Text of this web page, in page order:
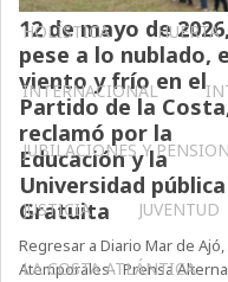
HOLÍSTICA HUERTA
INTERNACIONAL
JUBILACIONES Y
JUSTICIA JUVENTUD
LA COSTA ATLÁNTICA
12 de mayo de 2026,
pese a lo nublado,
viento y frío en el
Partido de la
reclamó por la
Educación y la
Universidad
Gratuita
Regresar a Diario Mar de
Atemporales- Prensa